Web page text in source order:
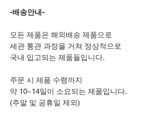
-배송안내-
모든 제품은 해외배송 제품으로
세관 통관 과정을 거쳐 정상적으로
국내 입고되는 제품들입니다.
주문 시 제품 수령까지
약 10~14일이 소요되는 제품입니다.
(주말 및 공휴일 제외)